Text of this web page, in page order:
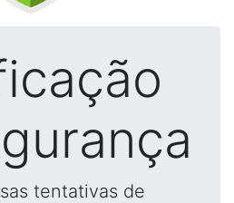
tentativas de